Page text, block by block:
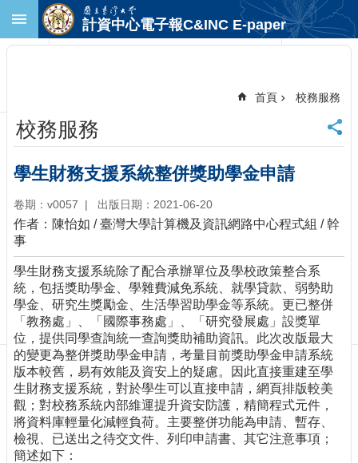
跳到主要內容區塊
首
頁
臺
大
首
頁
計
中
首
頁
聯
絡
資
訊
訂
閱/
取
消
網
計資中心電子報C&INC E-paper
首頁 校務服務
校務服務
學生財務支援系統整併獎助學金申請
卷期：v0057 出版日期：2021-06-20
作者：陳怡如 /臺灣大學計算機及資訊網路中心程式組 /幹
事
學生財務支援系統除了配合承辦單位及學校政策整合系
統，包括獎助學金、學雜費減免系統、就學貸款、弱勢助
學金、研究生獎勵金、生活學習助學金等系統。更已整併
「教務處」、「國際事務處」、「研究發展處」設獎單
位，提供同學查詢統一查詢獎助補助資訊。此次改版最大
的變更為整併獎助學金申請，考量目前獎助學金申請系統
版本較舊，易有效能及資安上的疑慮。因此直接重建至學
生財務支援系統，對於學生可以直接申請，網頁排版較美
觀；對校務系統內部維運提升資安防護，精簡程式元件，
將資料庫輕量化減輕負荷。主要整併功能為申請、暫存、
檢視、已送出之待交文件、列印申請書、其它注意事項；
簡述如下：